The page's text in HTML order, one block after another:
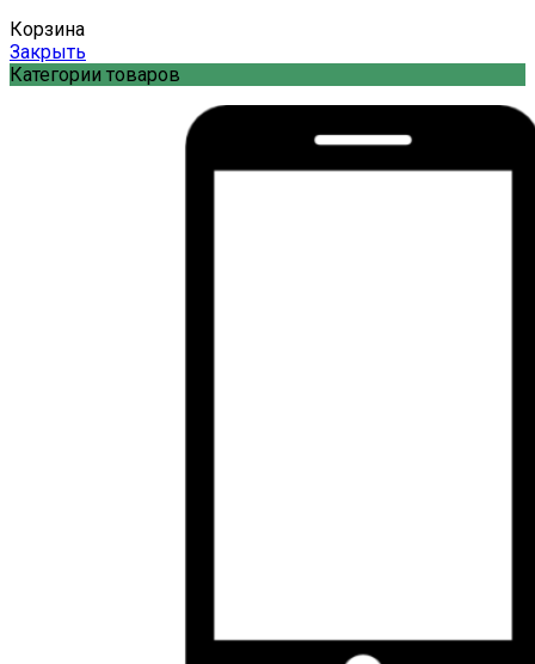
Корзина
Закрыть
Категории товаров